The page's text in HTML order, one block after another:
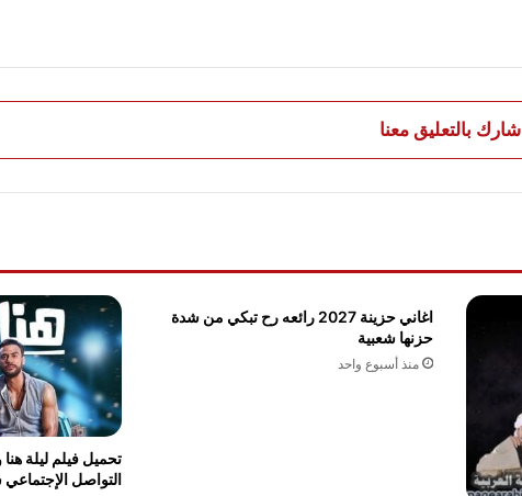
شارك بالتعليق معنا
اغاني حزينة 2027 رائعه رح تبكي من شدة
حزنها شعبية
منذ أسبوع واحد
تحميل فيلم ليلة
التواصل